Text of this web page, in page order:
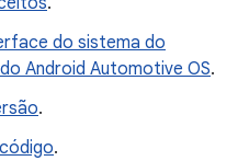
do sistema do
Android Automotive OS.
.
.